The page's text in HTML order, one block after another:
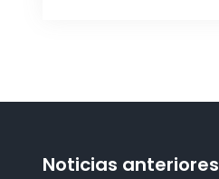
Noticias anteriores